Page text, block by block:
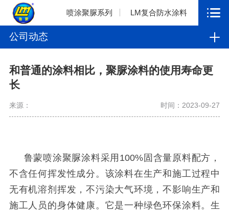
喷涂聚脲系列 LM复合防水涂料
公司动态
和普通的涂料相比，聚脲涂料的使用寿命更
长
来源： 时间：2023-09-27
鲁蒙喷涂聚脲涂料采用 100% 固含量原料配方，
不含任何挥发性成分。该涂料在生产和施工过程中
无有机溶剂挥发，不污染大气环境，不影响生产和
施工人员的身体健康。它是一种绿色环保涂料。生